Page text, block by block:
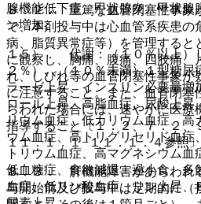
８．２． 重篤な血管閉塞性事象
で、本剤投与中は心血管系疾患の
病、脂質異常症等）を管理すると
に観察し、胸痛、腹痛、四肢痛、
れ、しびれ等の血管閉塞性事象が
に注意すること。また、血管閉塞
らわれた場合には、速やかに医療
指導すること〔１．２、７．２、
１１．１．１−１１．１．４参照
８．３． 肝機能障害があらわれ
与開始前及び投与中は定期的に（
腺機能低下症、甲状腺炎、甲状腺
ン増加。
１５）． 代謝：（１０％以上）
２％）、（１０％未満）１型糖尿
ラーゼ上昇、インスリン必要量増
ロール上昇、高脂血症、尿酸上昇
リウム血症、低カリウム血症、高
ウム血症、高トリグリセリド血症
トリウム血症、高マグネシウム血
低血糖症、食欲減退、過小食、多
血症、低リン酸血症、リン上昇、